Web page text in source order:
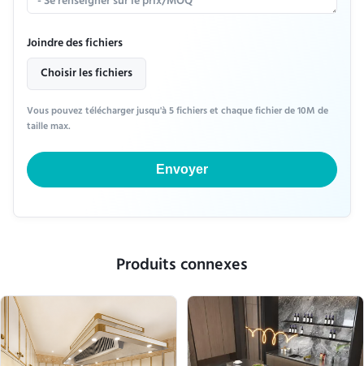
Joindre des fichiers
Choisir les fichiers
Vous pouvez télécharger jusqu'à 5 fichiers et chaque fichier de 10M de
taille max.
Envoyer
Produits connexes